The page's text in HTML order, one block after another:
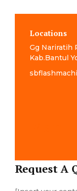
Locations
Gg Nariratih
Kab.Bantul
Request A